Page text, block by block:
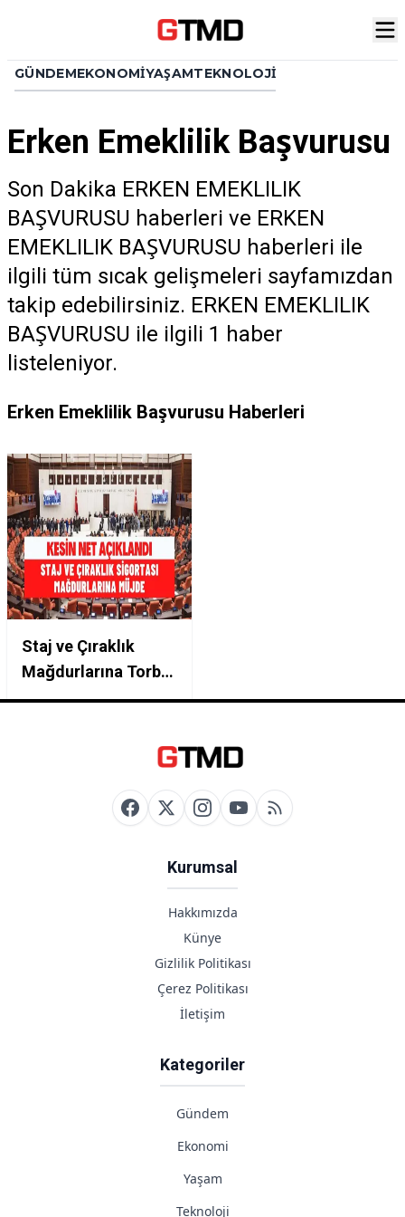
GÜNDEMEKONOMIYAŞAMTEKNOLOJI
Erken Emeklilik Başvurusu
Son Dakika ERKEN EMEKLILIK
BAŞVURUSU haberleri ve ERKEN
EMEKLILIK BAŞVURUSU haberleri ile
ilgili tüm sıcak gelişmeleri sayfamızdan
takip edebilirsiniz. ERKEN EMEKLILIK
BAŞVURUSU ile ilgili 1 haber
listeleniyor.
Erken Emeklilik Başvurusu Haberleri
Staj ve Çıraklık
Mağdurlarına Torba
Yasa Müjdesi Erken
Borçlanma ile Giriş
Kurumsal
Hakkımızda
Künye
Gizlilik Politikası
Çerez Politikası
İletişim
Kategoriler
Gündem
Ekonomi
Yaşam
Teknoloji